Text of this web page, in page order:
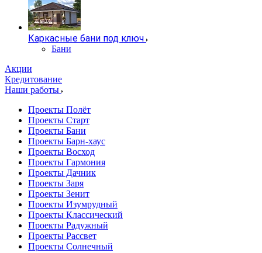
Каркасные бани под ключ
Бани
Акции
Кредитование
Наши работы
Проекты Полёт
Проекты Старт
Проекты Бани
Проекты Барн-хаус
Проекты Восход
Проекты Гармония
Проекты Дачник
Проекты Заря
Проекты Зенит
Проекты Изумрудный
Проекты Классический
Проекты Радужный
Проекты Рассвет
Проекты Солнечный